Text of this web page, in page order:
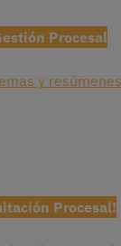
Procesal
y
Procesal!